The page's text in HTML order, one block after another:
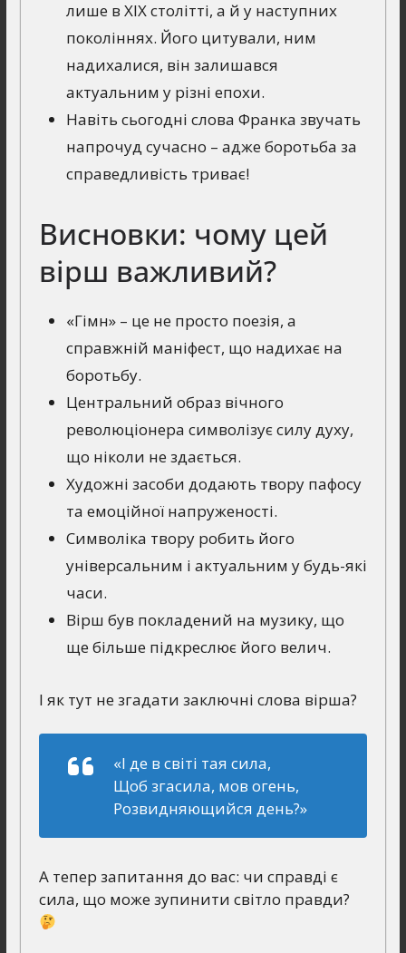
лише в XIX столітті, а й у наступних
поколіннях. Його цитували, ним
надихалися, він залишався
актуальним у різні епохи.
Навіть сьогодні слова Франка звучать
напрочуд сучасно – адже боротьба за
справедливість триває!
Висновки: чому цей
вірш важливий?
«Гімн» – це не просто поезія, а
справжній маніфест, що надихає на
боротьбу.
Центральний образ вічного
революціонера символізує силу духу,
що ніколи не здається.
Художні засоби додають твору пафосу
та емоційної напруженості.
Символіка твору робить його
універсальним і актуальним у будь-які
часи.
Вірш був покладений на музику, що
ще більше підкреслює його велич.
І як тут не згадати заключні слова вірша?
«І де в світі тая сила,
Щоб згасила, мов огень,
Розвидняющийся день?»
А тепер запитання до вас: чи справді є
сила, що може зупинити світло правди?